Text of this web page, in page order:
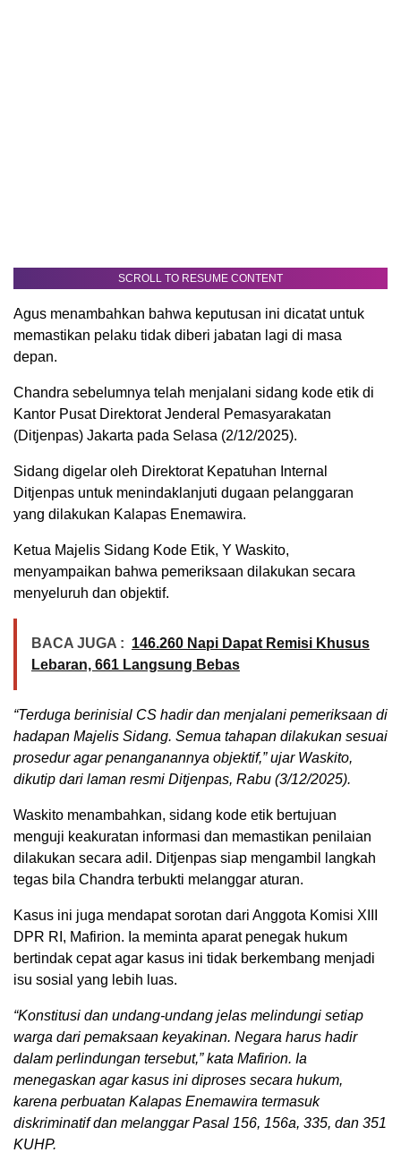
SCROLL TO RESUME CONTENT
Agus menambahkan bahwa keputusan ini dicatat untuk
memastikan pelaku tidak diberi jabatan lagi di masa
depan.
Chandra sebelumnya telah menjalani sidang kode etik di
Kantor Pusat Direktorat Jenderal Pemasyarakatan
(Ditjenpas) Jakarta pada Selasa (2/12/2025).
Sidang digelar oleh Direktorat Kepatuhan Internal
Ditjenpas untuk menindaklanjuti dugaan pelanggaran
yang dilakukan Kalapas Enemawira.
Ketua Majelis Sidang Kode Etik, Y Waskito,
menyampaikan bahwa pemeriksaan dilakukan secara
menyeluruh dan objektif.
BACA JUGA : 146.260 Napi Dapat Remisi Khusus
Lebaran, 661 Langsung Bebas
“Terduga berinisial CS hadir dan menjalani pemeriksaan di
hadapan Majelis Sidang. Semua tahapan dilakukan sesuai
prosedur agar penanganannya objektif,” ujar Waskito,
dikutip dari laman resmi Ditjenpas, Rabu (3/12/2025).
Waskito menambahkan, sidang kode etik bertujuan
menguji keakuratan informasi dan memastikan penilaian
dilakukan secara adil. Ditjenpas siap mengambil langkah
tegas bila Chandra terbukti melanggar aturan.
Kasus ini juga mendapat sorotan dari Anggota Komisi XIII
DPR RI, Mafirion. Ia meminta aparat penegak hukum
bertindak cepat agar kasus ini tidak berkembang menjadi
isu sosial yang lebih luas.
“Konstitusi dan undang-undang jelas melindungi setiap
warga dari pemaksaan keyakinan. Negara harus hadir
dalam perlindungan tersebut,” kata Mafirion. Ia
menegaskan agar kasus ini diproses secara hukum,
karena perbuatan Kalapas Enemawira termasuk
diskriminatif dan melanggar Pasal 156, 156a, 335, dan 351
KUHP.